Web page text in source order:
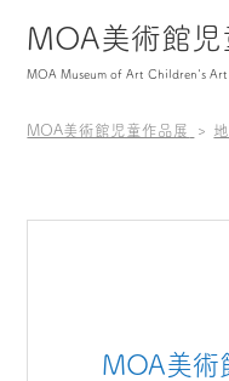
MOA美術館児
MOA Museum of Art Children's
MOA美術館児童作品展
MOA美術